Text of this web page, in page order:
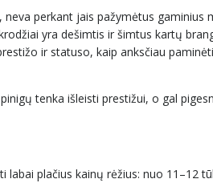
perkant jais pažymėtus
yra dešimtis ir šimtus kartų
ir statuso, kaip anksčiau
tenka išleisti prestižui, o gal
plačius kainų rėžius: nuo 11–12